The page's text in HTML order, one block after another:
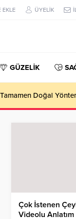
EKLE ÜYELİK
GÜZELİK
Doğal
Çok İstenen
Videolu Anlatım